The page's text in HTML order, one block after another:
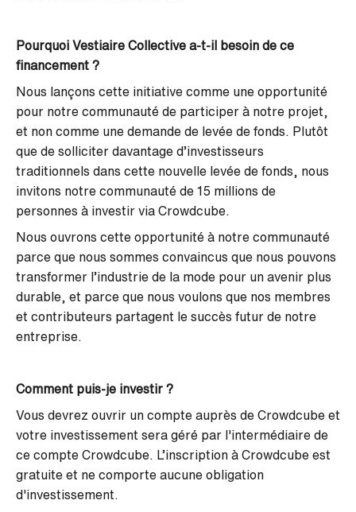
Pourquoi Vestiaire Collective a-t-il besoin de ce
financement ?
Nous lançons cette initiative comme une opportunité
pour notre communauté de participer à notre projet,
et non comme une demande de levée de fonds. Plutôt
que de solliciter davantage d’investisseurs
traditionnels dans cette nouvelle levée de fonds, nous
invitons notre communauté de 15 millions de
personnes à investir via Crowdcube.
Nous ouvrons cette opportunité à notre communauté
parce que nous sommes convaincus que nous pouvons
transformer l’industrie de la mode pour un avenir plus
durable, et parce que nous voulons que nos membres
et contributeurs partagent le succès futur de notre
entreprise.
Comment puis-je investir ?
Vous devrez ouvrir un compte auprès de Crowdcube et
votre investissement sera géré par l'intermédiaire de
ce compte Crowdcube. L’inscription à Crowdcube est
gratuite et ne comporte aucune obligation
d'investissement.